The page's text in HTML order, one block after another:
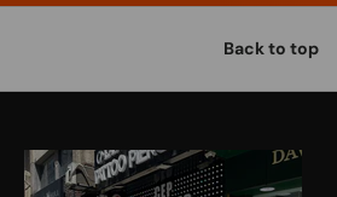
Back to top